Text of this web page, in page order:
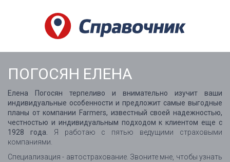
ПОГОСЯН ЕЛЕНА
Елена Погосян терпеливо и внимательно изучит ваши
индивидуальные особенности и предложит самые выгодные
планы от компании Farmers, известный своей надежностью,
честностью и индивидуальным подходом к клиентом еще с
1928 года.
Я работаю с пятью ведущими страховыми
компаниями.
Специализация - автострахование. Звоните мне, чтобы узнать